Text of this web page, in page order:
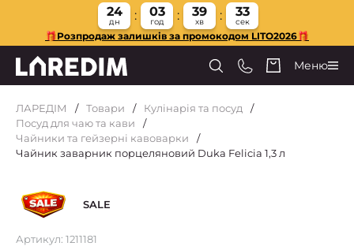
24
дн
03
год
39
хв
32
сек
🎁Розпродаж залишків за промокодом LITO2026🎁
Меню
ЛАРЕДІМ Товари
Кулінарія та посуд
Посуд для чаю та кави
Чайники та гейзерні кавоварки
Чайник заварник порцеляновий Duka Felicia 1,3 л
SALE
Артикул: 1211181